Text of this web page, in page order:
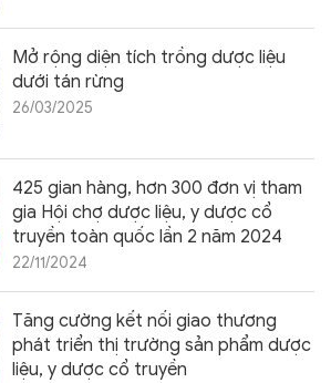
Mở rộng diện tích trồng dược liệu
dưới tán rừng
26/03/2025
425 gian hàng, hơn 300 đơn vị tham
gia Hội chợ dược liệu, y dược cổ
truyền toàn quốc lần 2 năm 2024
22/11/2024
Tăng cường kết nối giao thương
phát triển thị trường sản phẩm dược
liệu, y dược cổ truyền